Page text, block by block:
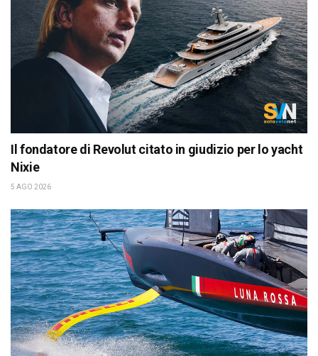
Il fondatore di Revolut citato in giudizio per lo yacht
Nixie
5 AGO 2026